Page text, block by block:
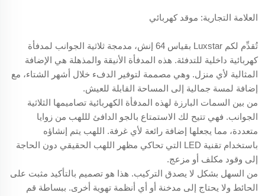
العلامة التجارية: موقد كهربائي
تُقدِّم لكم Luxstar بقياس 64 إنش، مدمجة ثلاثية الجوانب لمدفأة
كهربائية داخلية للتدفئة. هذه المدفأة الأنيقة والمذهلة هي الإضافة
المثالية لأي منزل. وهي مصممة لتوفير الدفء خلال أشهر الشتاء، مع
إضافة لمسة جمالية إلى المساحة القابلة للعيش.
من بين السمات البارزة لهذه المدفأة الكهربائية تصاميمها الثلاثية
الجوانب. فهي تتيح لك الاستمتاع بالجو الدافئ لللهب من زوايا
متعددة، مما يجعلها إضافة رائعة لأي غرفة. اللهب يتم إنشاؤه
باستخدام تقنية LED التي تحاكي مظهر اللهب الحقيقي دون الحاجة
إلى وقود مكلف أو مزعج.
من السهل بشكل لا يصدق التركيب. هذا هو تصميم بالتأكيد مثبت على
الحائط ولا يحتاج إلى مدخنة أو أي أنظمة تهوية أخرى. ببساطة قم